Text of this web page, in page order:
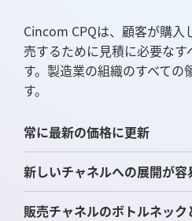
Cincom CPQは、顧客が購入
売するために見積に必要な
す。製造業の組織のすべての
す。
常に最新の価格に更新
新しいチャネルへの展開が容
販売チャネルのボトルネック